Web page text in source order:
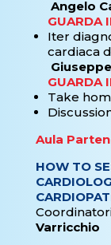
Angelo
GUARDA
Iter
cardiaca
GUARDA
Take
Aula
HOW TO
Varricchio